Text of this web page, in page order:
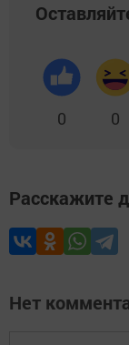
0 0
Расскажите
Нет